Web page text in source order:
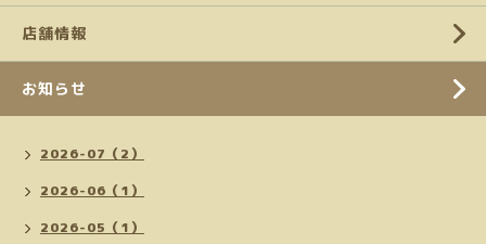
店舗情報
お知らせ
2026-07（2）
2026-06（1）
2026-05（1）